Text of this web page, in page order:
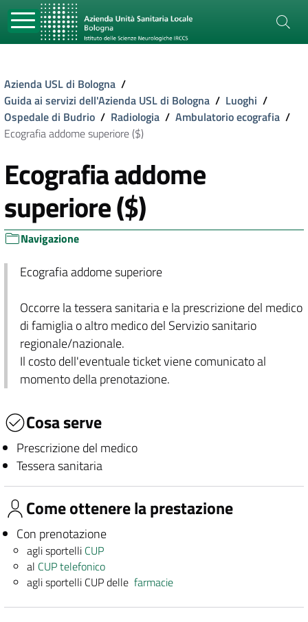
Azienda USL di Bologna /
Guida ai servizi dell'Azienda USL di Bologna / Luoghi /
Ospedale di Budrio / Radiologia / Ambulatorio ecografia /
Ecografia addome superiore ($)
Ecografia addome
superiore ($)
Navigazione
Ecografia addome superiore
Occorre la tessera sanitaria e la prescrizione del medico
di famiglia o altro medico del Servizio sanitario
regionale/nazionale.
Il costo dell'eventuale ticket viene comunicato al
momento della prenotazione.
Cosa serve
Prescrizione del medico
Tessera sanitaria
Come ottenere la prestazione
Con prenotazione
agli sportelli CUP
al CUP telefonico
agli sportelli CUP dellefarmacie